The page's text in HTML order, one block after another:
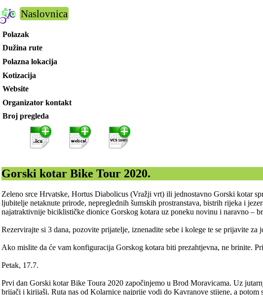
Naslovnica
Polazak
Dužina rute
Polazna lokacija
Kotizacija
Website
Organizator kontakt
Broj pregleda
Gorski kotar Bike Tour 2020.
Zeleno srce Hrvatske, Hortus Diabolicus (Vražji vrt) ili jednostavno Gorski kotar
ljubitelje netaknute prirode, nepreglednih šumskih prostranstava, bistrih rijeka i
najatraktivnije biciklističke dionice Gorskog kotara uz poneku novinu i naravno –
Rezervirajte si 3 dana, pozovite prijatelje, iznenadite sebe i kolege te se prijavite
Ako mislite da će vam konfiguracija Gorskog kotara biti prezahtjevna, ne brinite.
Petak, 17.7.
Prvi dan Gorski kotar Bike Toura 2020 započinjemo u Brod Moravicama. Uz
brijači i kirijaši. Ruta nas od Kolarnice najprije vodi do Kavranove stijene, a